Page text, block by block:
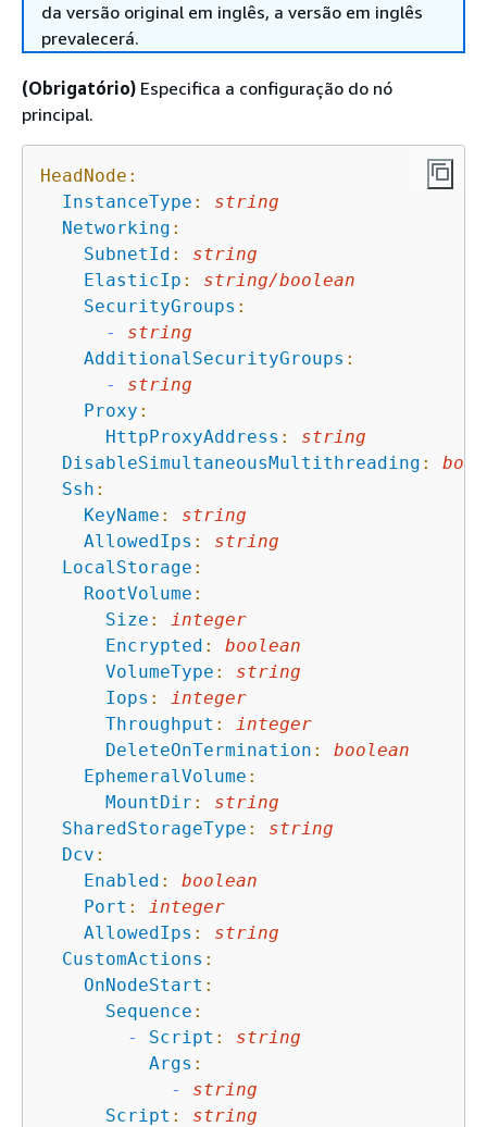
da versão original em inglês, a versão em inglês
prevalecerá.
(Obrigatório) Especifica a configuração do nó
principal.
HeadNode:
InstanceType :
string
Networking :
SubnetId :
string
ElasticIp :
string/boolean
SecurityGroups :
-
string
AdditionalSecurityGroups :
-
string
Proxy :
HttpProxyAddress :
string
DisableSimultaneousMultithreading :
Ssh :
KeyName :
string
AllowedIps :
string
LocalStorage :
RootVolume :
Size :
integer
Encrypted :
boolean
VolumeType :
string
Iops :
integer
Throughput :
integer
DeleteOnTermination :
boolean
EphemeralVolume :
MountDir :
string
SharedStorageType :
string
Dcv :
Enabled :
boolean
Port :
integer
AllowedIps :
string
CustomActions :
OnNodeStart :
Sequence :
-
Script :
string
Args :
-
string
Script :
string